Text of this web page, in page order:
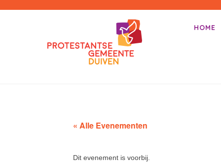
Primair
Spring
HOME
« Alle Evenementen
Dit evenement is voorbij.